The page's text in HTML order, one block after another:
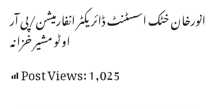
انورخان خٹک اسسٹنٹ ڈائریکٹر انفارمیشن/پی آر
او ٹو مشیر خزانہ
Post Views:1,025